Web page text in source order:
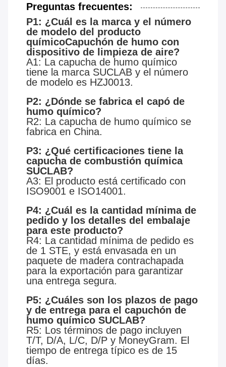
Preguntas frecuentes:
P1: ¿Cuál es la marca y el número
de modelo del producto
químicoCapuchón de humo con
dispositivo de limpieza de aire?
A1: La capucha de humo químico
tiene la marca SUCLAB y el número
de modelo es HZJ0013.
P2: ¿Dónde se fabrica el capó de
humo químico?
R2: La capucha de humo químico se
fabrica en China.
P3: ¿Qué certificaciones tiene la
capucha de combustión química
SUCLAB?
A3: El producto está certificado con
ISO9001 e ISO14001.
P4: ¿Cuál es la cantidad mínima de
pedido y los detalles del embalaje
para este producto?
R4: La cantidad mínima de pedido es
de 1 STE, y está envasada en un
paquete de madera contrachapada
para la exportación para garantizar
una entrega segura.
P5: ¿Cuáles son los plazos de pago
y de entrega para el capuchón de
humo químico SUCLAB?
R5: Los términos de pago incluyen
T/T, D/A, L/C, D/P y MoneyGram. El
tiempo de entrega típico es de 15
días.